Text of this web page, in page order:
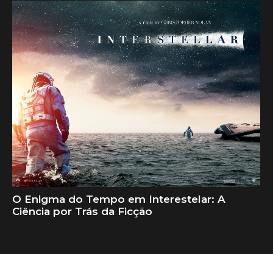
O Enigma do Tempo em Interestelar: A
Ciência por Trás da Ficção